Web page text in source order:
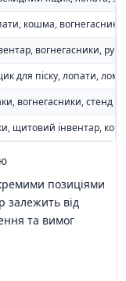
кошма, вогнегасники,
вогнегасники,
для піску, лопати, лом,
вогнегасники, стенд
щитовий інвентар,
позиціями
залежить від
та вимог